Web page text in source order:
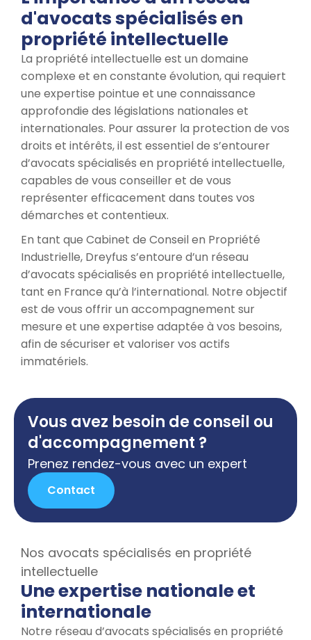
d'avocats spécialisés en
propriété intellectuelle
La propriété intellectuelle est un domaine
complexe et en constante évolution, qui requiert
une expertise pointue et une connaissance
approfondie des législations nationales et
internationales. Pour assurer la protection de vos
droits et intérêts, il est essentiel de s’entourer
d’avocats spécialisés en propriété intellectuelle,
capables de vous conseiller et de vous
représenter efficacement dans toutes vos
démarches et contentieux.
En tant que Cabinet de Conseil en Propriété
Industrielle, Dreyfus s’entoure d’un réseau
d’avocats spécialisés en propriété intellectuelle,
tant en France qu’à l’international. Notre objectif
est de vous offrir un accompagnement sur
mesure et une expertise adaptée à vos besoins,
afin de sécuriser et valoriser vos actifs
immatériels.
Vous avez besoin de conseil ou
d'accompagnement ?
Prenez rendez-vous avec un expert
Contact
Nos avocats spécialisés en propriété
intellectuelle
Une expertise nationale et
internationale
Notre réseau d’avocats spécialisés en propriété